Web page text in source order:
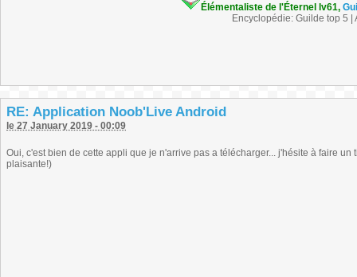
Élémentaliste de l'Éternel lv61,
Encyclopédie: Guilde top 5 |
RE: Application Noob'Live Android
le 27 January 2019 - 00:09
Oui, c'est bien de cette appli que je n'arrive pas a télécharger... j'hésite à faire
plaisante!)